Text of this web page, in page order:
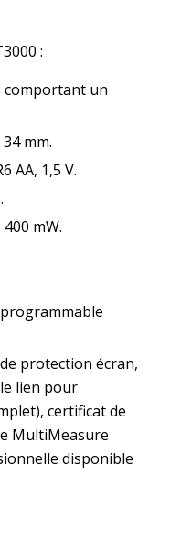
:
comportant un
mm.
AA, 1,5 V.
mW.
protection écran,
lien pour
certificat de
MultiMeasure
disponible